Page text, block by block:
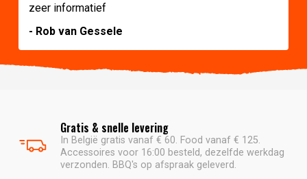
zeer informatief
- Rob van Gessele
Gratis & snelle levering
In België gratis vanaf € 60. Food vanaf € 125.
Accessoires voor 16:00 besteld, dezelfde werkdag
verzonden. BBQ's op afspraak geleverd.